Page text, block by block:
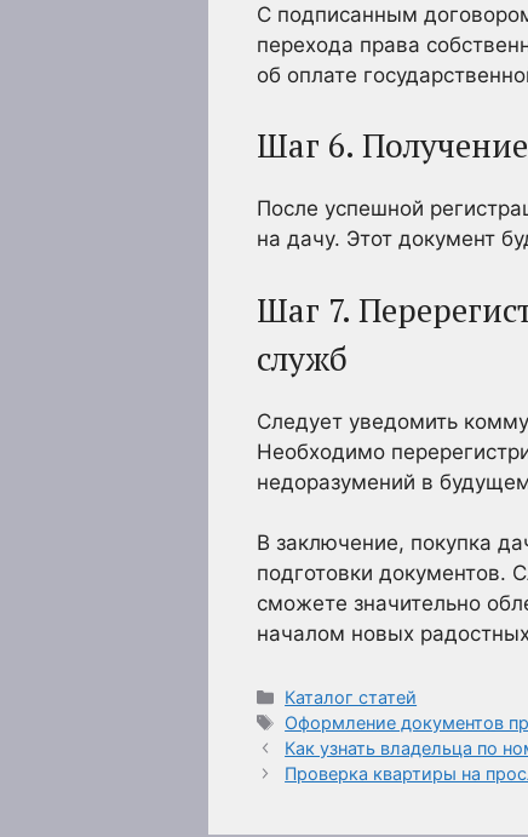
С подписанным
перехода права
об оплате
Шаг 6.
После успешной
на дачу. Этот документ
Шаг 7.
служб
Следует уведомить
Необходимо
недоразумений в
В заключение, покупка
подготовки документов.
сможете значительно
началом новых
Рубрики
Каталог статей
Метки
Оформление документов
Как узнать владельца по
Проверка квартиры на